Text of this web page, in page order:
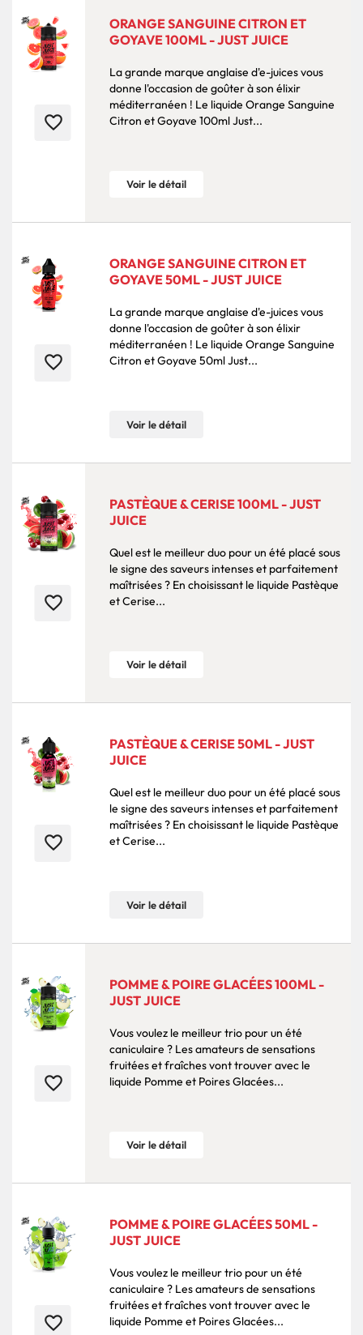
favorite_border
ORANGE SANGUINE CITRON ET
GOYAVE 100ML - JUST JUICE
La grande marque anglaise d'e-juices vous
donne l'occasion de goûter à son élixir
méditerranéen ! Le liquide Orange Sanguine
Citron et Goyave 100ml Just...
Voir le détail
favorite_border
ORANGE SANGUINE CITRON ET
GOYAVE 50ML - JUST JUICE
La grande marque anglaise d'e-juices vous
donne l'occasion de goûter à son élixir
méditerranéen ! Le liquide Orange Sanguine
Citron et Goyave 50ml Just...
Voir le détail
favorite_border
PASTÈQUE & CERISE 100ML - JUST
JUICE
Quel est le meilleur duo pour un été placé sous
le signe des saveurs intenses et parfaitement
maîtrisées ? En choisissant le liquide Pastèque
et Cerise...
Voir le détail
favorite_border
PASTÈQUE & CERISE 50ML - JUST
JUICE
Quel est le meilleur duo pour un été placé sous
le signe des saveurs intenses et parfaitement
maîtrisées ? En choisissant le liquide Pastèque
et Cerise...
Voir le détail
favorite_border
POMME & POIRE GLACÉES 100ML -
JUST JUICE
Vous voulez le meilleur trio pour un été
caniculaire ? Les amateurs de sensations
fruitées et fraîches vont trouver avec le
liquide Pomme et Poires Glacées...
Voir le détail
favorite_border
POMME & POIRE GLACÉES 50ML -
JUST JUICE
Vous voulez le meilleur trio pour un été
caniculaire ? Les amateurs de sensations
fruitées et fraîches vont trouver avec le
liquide Pomme et Poires Glacées...